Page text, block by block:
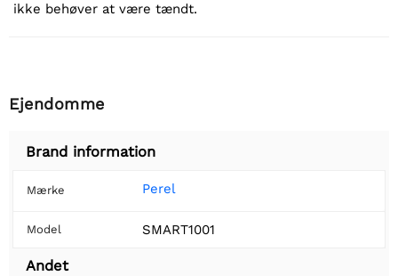
ikke behøver at være tændt.
Ejendomme
Brand information
Mærke Perel
Model SMART1001
Andet